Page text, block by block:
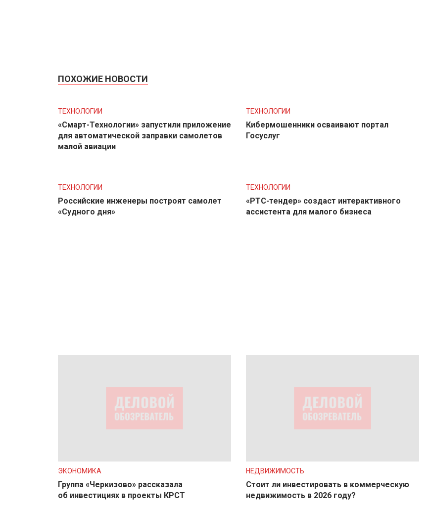
ПОХОЖИЕ НОВОСТИ
ТЕХНОЛОГИИ
«Смарт-Технологии» запустили приложение
для автоматической заправки самолетов
малой авиации
ТЕХНОЛОГИИ
Кибермошенники осваивают портал
Госуслуг
ТЕХНОЛОГИИ
Российские инженеры построят самолет
«Судного дня»
ТЕХНОЛОГИИ
«РТС-тендер» создаст интерактивного
ассистента для малого бизнеса
ЭКОНОМИКА
Группа «Черкизово» рассказала
об инвестициях в проекты КРСТ
НЕДВИЖИМОСТЬ
Стоит ли инвестировать в коммерческую
недвижимость в 2026 году?